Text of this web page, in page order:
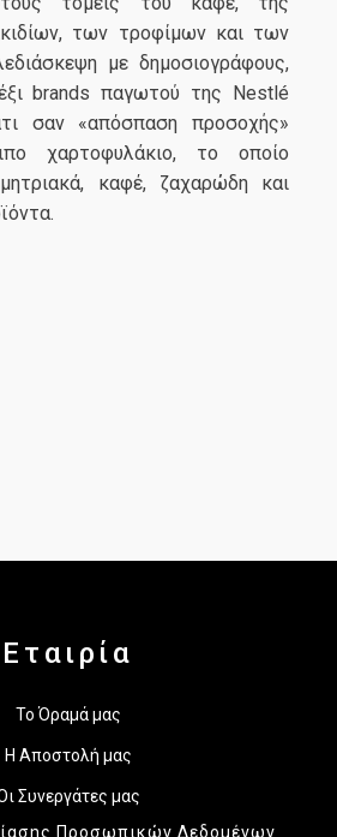
των τροφίμων και των
με δημοσιογράφους,
brands παγωτού της Nestlé
σαν «απόσπαση προσοχής»
χαρτοφυλάκιο, το οποίο
καφέ, ζαχαρώδη και
Εταιρία
Το Όραμά μας
Η Αποστολή μας
Συνεργάτες μας
Προσωπικών Δεδομένων